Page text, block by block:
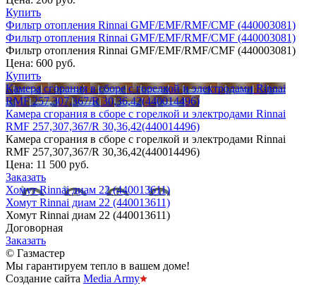
Купить
Фильтр отопления Rinnai GMF/EMF/RMF/CMF (440003081)
Фильтр отопления Rinnai GMF/EMF/RMF/CMF (440003081)
Фильтр отопления Rinnai GMF/EMF/RMF/CMF (440003081)
Цена: 600 руб.
Купить
Камера сгорания в сборе с горелкой и электродами Rinnai
RMF 257,307,367/R 30,36,42(440014496)
Камера сгорания в сборе с горелкой и электродами Rinnai
RMF 257,307,367/R 30,36,42(440014496)
Камера сгорания в сборе с горелкой и электродами Rinnai
RMF 257,307,367/R 30,36,42(440014496)
Цена: 11 500 руб.
Заказать
Хомут Rinnai диам 22 (440013611)
Хомут Rinnai диам 22 (440013611)
Хомут Rinnai диам 22 (440013611)
Договорная
Заказать
© Газмастер
Мы гарантируем тепло в вашем доме!
Создание сайта Media Army